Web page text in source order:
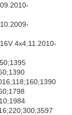
4x4;11.2010-